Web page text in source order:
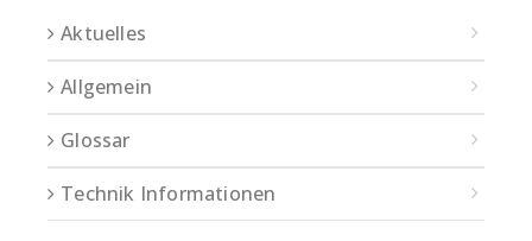
Aktuelles
Allgemein
Glossar
Technik Informationen